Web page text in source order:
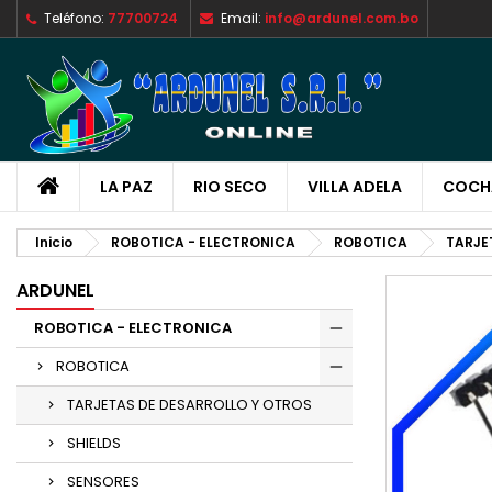
Teléfono: 77700724 Email: info@ardunel.com.bo
LA PAZ RIO SECO VILLA ADELA
Inicio ROBOTICA - ELECTRONICA ROBOTICA
ARDUNEL
ROBOTICA - ELECTRONICA
ROBOTICA
TARJETAS DE DESARROLLO Y OTROS
SHIELDS
SENSORES